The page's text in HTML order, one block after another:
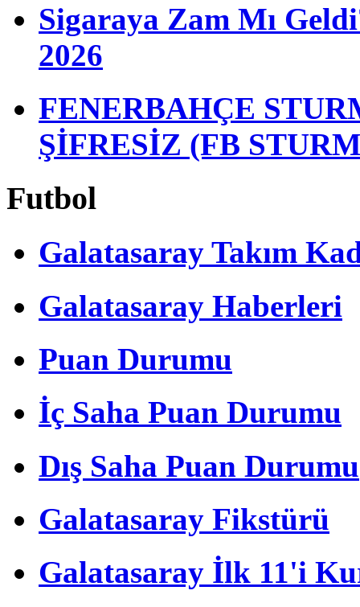
Sigaraya Zam Mı
2026
FENERBAHÇE
ŞİFRESİZ (FB
Futbol
Galatasaray Takım
Galatasaray Haberleri
Puan Durumu
İç Saha Puan Durumu
Dış Saha Puan Durumu
Galatasaray Fikstürü
Galatasaray İlk 11'i